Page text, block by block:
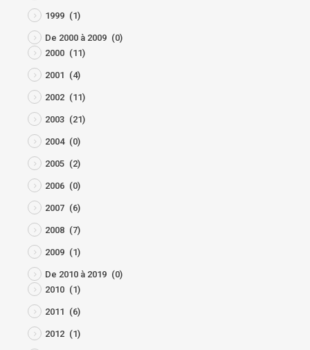
1999 (1)
De 2000 à 2009 (0)
2000 (11)
2001 (4)
2002 (11)
2003 (21)
2004 (0)
2005 (2)
2006 (0)
2007 (6)
2008 (7)
2009 (1)
De 2010 à 2019 (0)
2010 (1)
2011 (6)
2012 (1)